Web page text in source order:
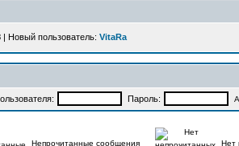
| Новый пользователь: VitaRa
Пароль:
Непрочитанные сообщения Нет